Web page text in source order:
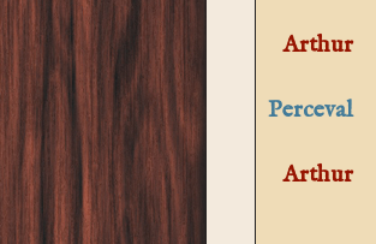
Arthur
Perceval
Arthur